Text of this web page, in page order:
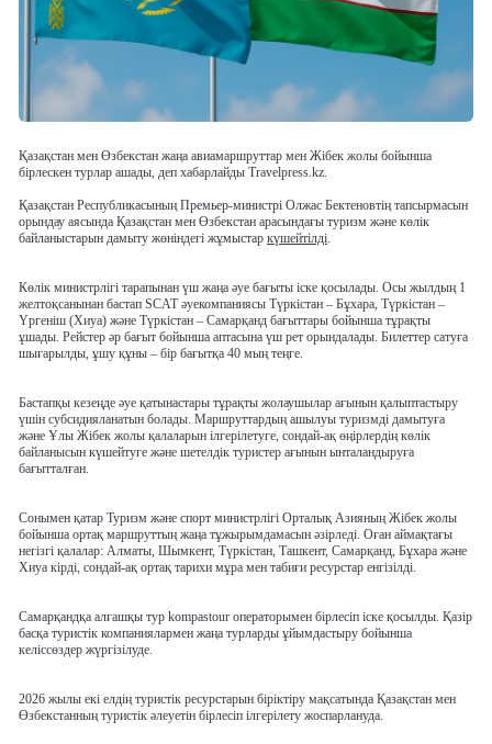
Қазақстан мен Өзбекстан жаңа авиамаршруттар мен Жібек жолы бойынша
бірлескен турлар ашады, деп хабарлайды Travelpress.kz.
Қазақстан Республикасының Премьер-министрі Олжас Бектеновтің тапсырмасын
орындау аясында Қазақстан мен Өзбекстан арасындағы туризм және көлік
байланыстарын дамыту жөніндегі жұмыстар күшейтілді.
Көлік министрлігі тарапынан үш жаңа әуе бағыты іске қосылады. Осы жылдың 1
желтоқсанынан бастап SCAT әуекомпаниясы Түркістан – Бұхара, Түркістан –
Үргеніш (Хиуа) және Түркістан – Самарқанд бағыттары бойынша тұрақты
ұшады. Рейстер әр бағыт бойынша аптасына үш рет орындалады. Билеттер сатуға
шығарылды, ұшу құны – бір бағытқа 40 мың теңге.
Бастапқы кезеңде әуе қатынастары тұрақты жолаушылар ағынын қалыптастыру
үшін субсидияланатын болады. Маршруттардың ашылуы туризмді дамытуға
және Ұлы Жібек жолы қалаларын ілгерілетуге, сондай-ақ өңірлердің көлік
байланысын күшейтуге және шетелдік туристер ағынын ынталандыруға
бағытталған.
Сонымен қатар Туризм және спорт министрлігі Орталық Азияның Жібек жолы
бойынша ортақ маршруттың жаңа тұжырымдамасын әзірледі. Оған аймақтағы
негізгі қалалар: Алматы, Шымкент, Түркістан, Ташкент, Самарқанд, Бұхара және
Хиуа кірді, сондай-ақ ортақ тарихи мұра мен табиғи ресурстар енгізілді.
Самарқандқа алғашқы тур kompastour операторымен бірлесіп іске қосылды. Қазір
басқа туристік компаниялармен жаңа турларды ұйымдастыру бойынша
келіссөздер жүргізілуде.
2026 жылы екі елдің туристік ресурстарын біріктіру мақсатында Қазақстан мен
Өзбекстанның туристік әлеуетін бірлесіп ілгерілету жоспарлануда.